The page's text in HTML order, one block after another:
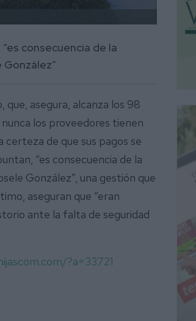
consecuencia de la
asegura, alcanza los 98
los proveedores tienen
de que sus pagos se
“es consecuencia de la
González”, una gestión que
aseguran que “eran
ante la falta de seguridad
?a=33721